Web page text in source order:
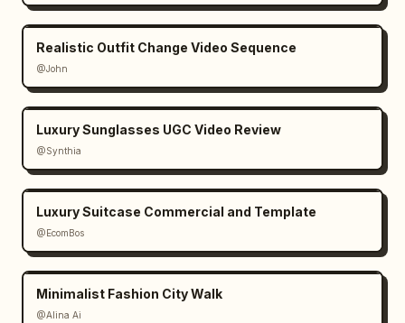
Realistic Outfit Change Video Sequence
@John
Luxury Sunglasses UGC Video Review
@Synthia
Luxury Suitcase Commercial and Template
@EcomBos
Minimalist Fashion City Walk
@Alina Ai